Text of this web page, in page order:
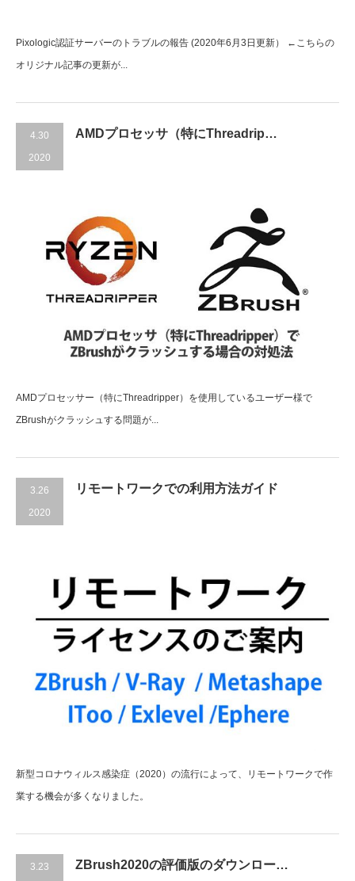
Pixologic認証サーバーのトラブルの報告 (2020年6月3日更新） ←こちらの
オリジナル記事の更新が...
4.30
2020
AMDプロセッサ（特にThreadrip…
AMDプロセッサー（特にThreadripper）を使用しているユーザー様で
ZBrushがクラッシュする問題が...
3.26
2020
リモートワークでの利用方法ガイド
新型コロナウィルス感染症（2020）の流行によって、リモートワークで作
業する機会が多くなりました。
3.23
ZBrush2020の評価版のダウンロー…